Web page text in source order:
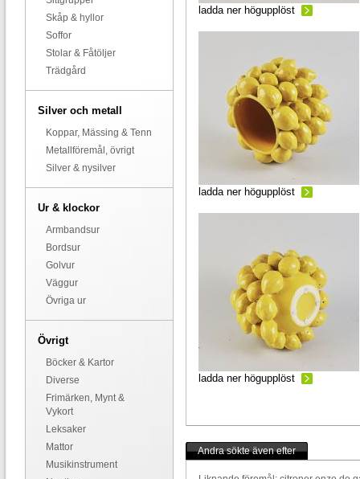
Skåp & hyllor
Soffor
Stolar & Fåtöljer
Trädgård
Silver och metall
Koppar, Mässing & Tenn
Metallföremål, övrigt
Silver & nysilver
Ur & klockor
Armbandsur
Bordsur
Golvur
Väggur
Övriga ur
Övrigt
Böcker & Kartor
Diverse
Frimärken, Mynt &
Vykort
Leksaker
Mattor
Musikinstrument
ladda ner högupplöst
ladda ner högupplöst
ladda ner högupplöst
Andra sökte även efter